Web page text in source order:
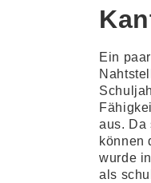
Ein
aus. Da
können
wurde
als